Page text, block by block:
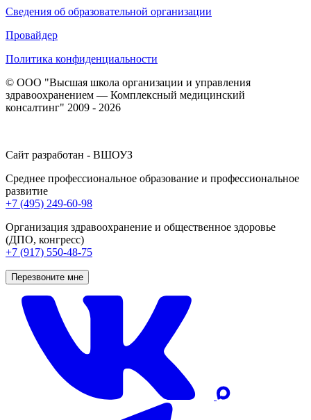
Сведения об образовательной организации
Провайдер
Политика конфиденциальности
© ООО "Высшая школа организации и управления
здравоохранением — Комплексный медицинский
консалтинг" 2009 - 2026
Сайт разработан - ВШОУЗ
Среднее профессиональное образование и профессиональное
развитие
+7 (495) 249-60-98
Организация здравоохранение и общественное здоровье
(ДПО, конгресс)
+7 (917) 550-48-75
Перезвоните мне